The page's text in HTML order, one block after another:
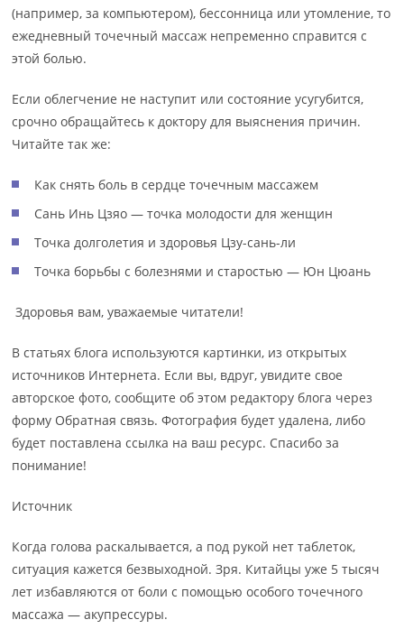
(например, за компьютером), бессонница или утомление, то
ежедневный точечный массаж непременно справится с
этой болью.
Если облегчение не наступит или состояние усугубится,
срочно обращайтесь к доктору для выяснения причин.
Читайте так же:
Как снять боль в сердце точечным массажем
Сань Инь Цзяо — точка молодости для женщин
Точка долголетия и здоровья Цзу-сань-ли
Точка борьбы с болезнями и старостью — Юн Цюань
Здоровья вам, уважаемые читатели!
В статьях блога используются картинки, из открытых
источников Интернета. Если вы, вдруг, увидите свое
авторское фото, сообщите об этом редактору блога через
форму Обратная связь. Фотография будет удалена, либо
будет поставлена ссылка на ваш ресурс. Спасибо за
понимание!
Источник
Когда голова раскалывается, а под рукой нет таблеток,
ситуация кажется безвыходной. Зря. Китайцы уже 5 тысяч
лет избавляются от боли с помощью особого точечного
массажа — акупрессуры.